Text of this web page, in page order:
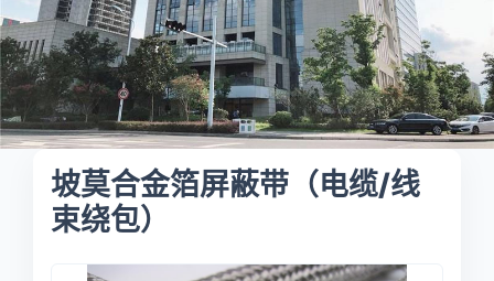
坡莫合金箔屏蔽带（电缆/线
束绕包）